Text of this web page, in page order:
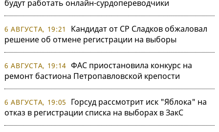
будут работать онлайн-сурдопереводчики
6 АВГУСТА, 19:21
Кандидат от СР Сладков обжаловал
решение об отмене регистрации на выборы
6 АВГУСТА, 19:14 ФАС приостановила конкурс на
ремонт бастиона Петропавловской крепости
6 АВГУСТА, 19:05
Горсуд рассмотрит иск "Яблока" на
отказ в регистрации списка на выборах в ЗакС